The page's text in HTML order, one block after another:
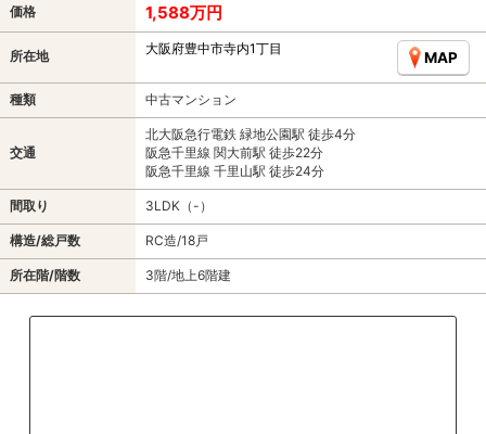
価格 1,588万円
所在地 大阪府豊中市寺内1丁目
MAP
種類 中古マンション
交通
北大阪急行電鉄 緑地公園駅 徒歩4分
阪急千里線 関大前駅 徒歩22分
阪急千里線 千里山駅 徒歩24分
間取り 3LDK（-）
構造/総戸数 RC造/18戸
所在階/階数 3階/地上6階建